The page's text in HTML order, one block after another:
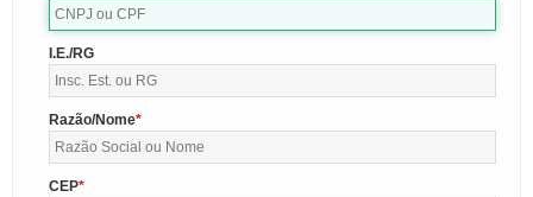
I.E./RG
Razão/Nome
CEP